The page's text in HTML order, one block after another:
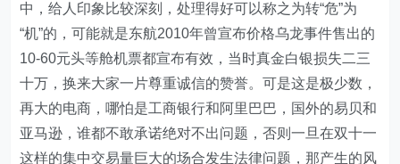
中，给人印象比较深刻，处理得好可以称之为转“危”为
“机”的，可能就是东航2010年曾宣布价格乌龙事件售出的
10-60元头等舱机票都宣布有效，当时真金白银损失二三
十万，换来大家一片尊重诚信的赞誉。可是这是极少数，
再大的电商，哪怕是工商银行和阿里巴巴，国外的易贝和
亚马逊，谁都不敢承诺绝对不出问题，否则一旦在双十一
这样的集中交易量巨大的场合发生法律问题，那产生的风